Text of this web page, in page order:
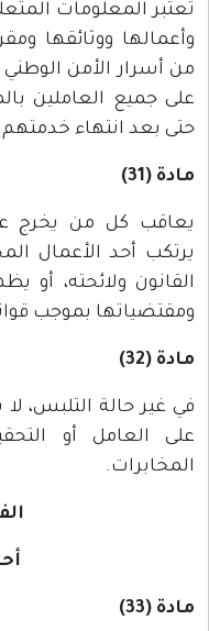
تعتبر المعلومات
وأعمالها ووثائقها
من أسرار الأمن
على جميع العاملين
حتى بعد انتهاء
مادة (31)
يعاقب كل من يخرج
يرتكب أحد الأعمال
القانون ولائحته، أو
ومقتضياتها بموجب
مادة (32)
في غير حالة التلبس،
على العامل أو
المخابرات.
مادة (33)